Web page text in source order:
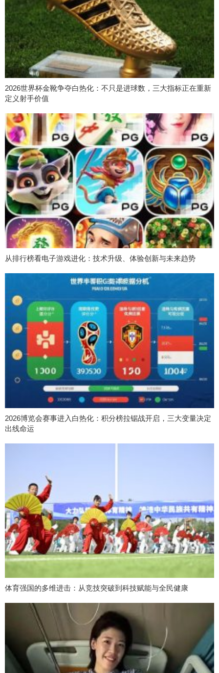
2026世界杯金靴争夺白热化：不只是进球数，三大指标正在重新
定义射手价值
从排行榜看电子游戏进化：技术升级、体验创新与未来趋势
2026博览会赛事进入白热化：积分榜拉锯战开启，三大变量决定
出线命运
体育强国的多维进击：从竞技突破到科技赋能与全民健康